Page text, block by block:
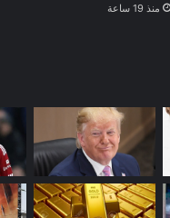
منذ 19 ساعة